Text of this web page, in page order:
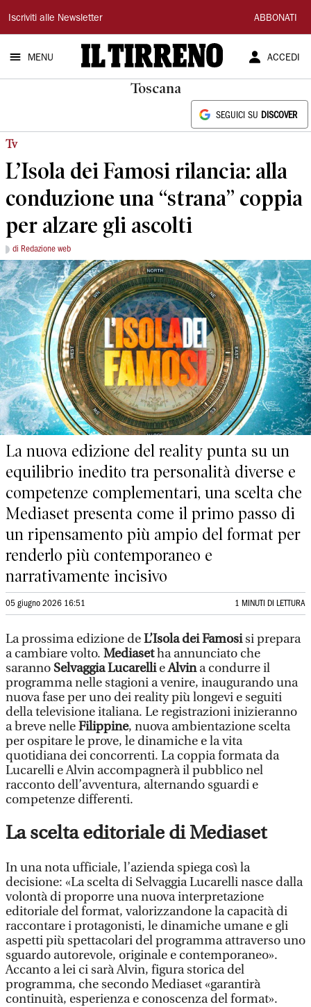
Il
Tirreno
Iscriviti alle Newsletter ABBONATI
MENU ACCEDI
Toscana
SEGUICI SU DISCOVER
Tv
L’Isola dei Famosi rilancia: alla
conduzione una “strana” coppia
per alzare gli ascolti
di Redazione web
La nuova edizione del reality punta su un
equilibrio inedito tra personalità diverse e
competenze complementari, una scelta che
Mediaset presenta come il primo passo di
un ripensamento più ampio del format per
renderlo più contemporaneo e
narrativamente incisivo
05 giugno 2026 16:51 1 MINUTI DI LETTURA
La prossima edizione deL’Isola dei Famosisi prepara
a cambiare volto. Mediasetha annunciato che
saranno Selvaggia LucarellieAlvina condurre il
programma nelle stagioni a venire, inaugurando una
nuova fase per uno dei reality più longevi e seguiti
della televisione italiana. Le registrazioni inizieranno
a breve nelleFilippine, nuova ambientazione scelta
per ospitare le prove, le dinamiche e la vita
quotidiana dei concorrenti. La coppia formata da
Lucarelli e Alvin accompagnerà il pubblico nel
racconto dell’avventura, alternando sguardi e
competenze differenti.
La scelta editoriale di Mediaset
In una nota ufficiale, l’azienda spiega così la
decisione: «La scelta di Selvaggia Lucarelli nasce dalla
volontà di proporre una nuova interpretazione
editoriale del format, valorizzandone la capacità di
raccontare i protagonisti, le dinamiche umane e gli
aspetti più spettacolari del programma attraverso uno
sguardo autorevole, originale e contemporaneo».
Accanto a lei ci sarà Alvin, figura storica del
programma, che secondo Mediaset «garantirà
continuità, esperienza e conoscenza del format».